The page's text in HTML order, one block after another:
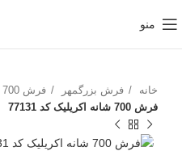
منو
خانه فرش بزرگمهر
فرش 700 شانه بزرگمهر
فرش 700 شانه اکریلیک کد 77131